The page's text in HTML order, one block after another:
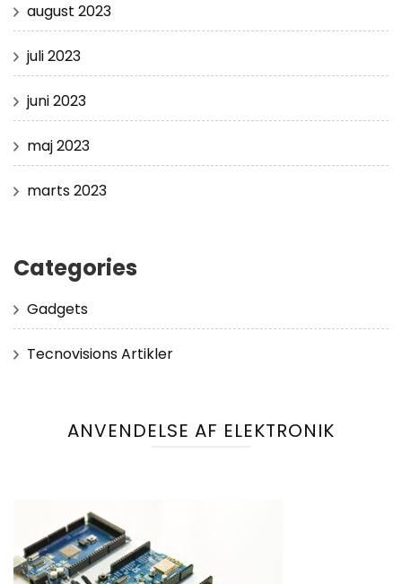
august 2023
juli 2023
juni 2023
maj 2023
marts 2023
Categories
Gadgets
Tecnovisions Artikler
ANVENDELSE AF ELEKTRONIK